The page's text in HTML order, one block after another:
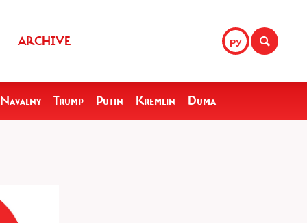
РУ
ARCHIVE
Navalny Trump Putin Kremlin Duma